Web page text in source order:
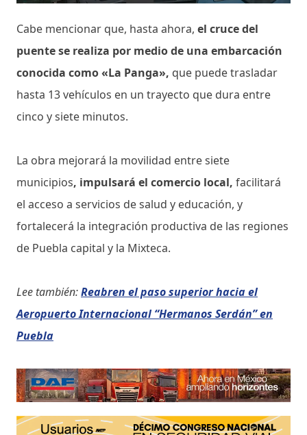
Cabe mencionar que, hasta ahora, el cruce del
puente se realiza por medio de una embarcación
conocida como «La Panga», que puede trasladar
hasta 13 vehículos en un trayecto que dura entre
cinco y siete minutos.
La obra mejorará la movilidad entre siete
municipios, impulsará el comercio local, facilitará
el acceso a servicios de salud y educación, y
fortalecerá la integración productiva de las regiones
de Puebla capital y la Mixteca.
Lee también:Reabren el paso superior hacia el
Aeropuerto Internacional “Hermanos Serdán” en
Puebla